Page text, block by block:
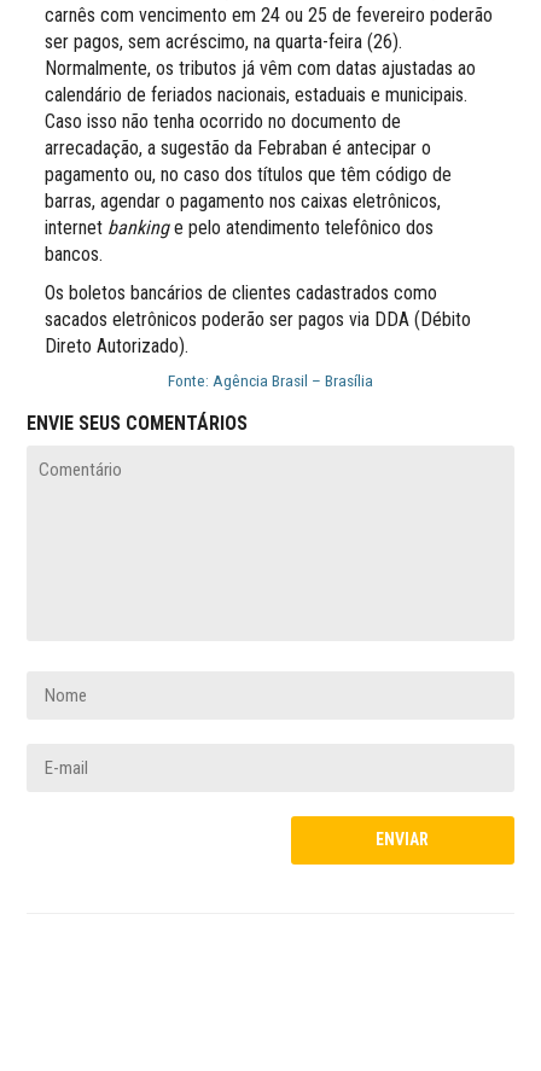
carnês com vencimento em 24 ou 25 de fevereiro poderão
ser pagos, sem acréscimo, na quarta-feira (26).
Normalmente, os tributos já vêm com datas ajustadas ao
calendário de feriados nacionais, estaduais e municipais.
Caso isso não tenha ocorrido no documento de
arrecadação, a sugestão da Febraban é antecipar o
pagamento ou, no caso dos títulos que têm código de
barras, agendar o pagamento nos caixas eletrônicos,
internet bankinge pelo atendimento telefônico dos
bancos.
Os boletos bancários de clientes cadastrados como
sacados eletrônicos poderão ser pagos via DDA (Débito
Direto Autorizado).
Fonte: Agência Brasil – Brasília
ENVIE SEUS COMENTÁRIOS